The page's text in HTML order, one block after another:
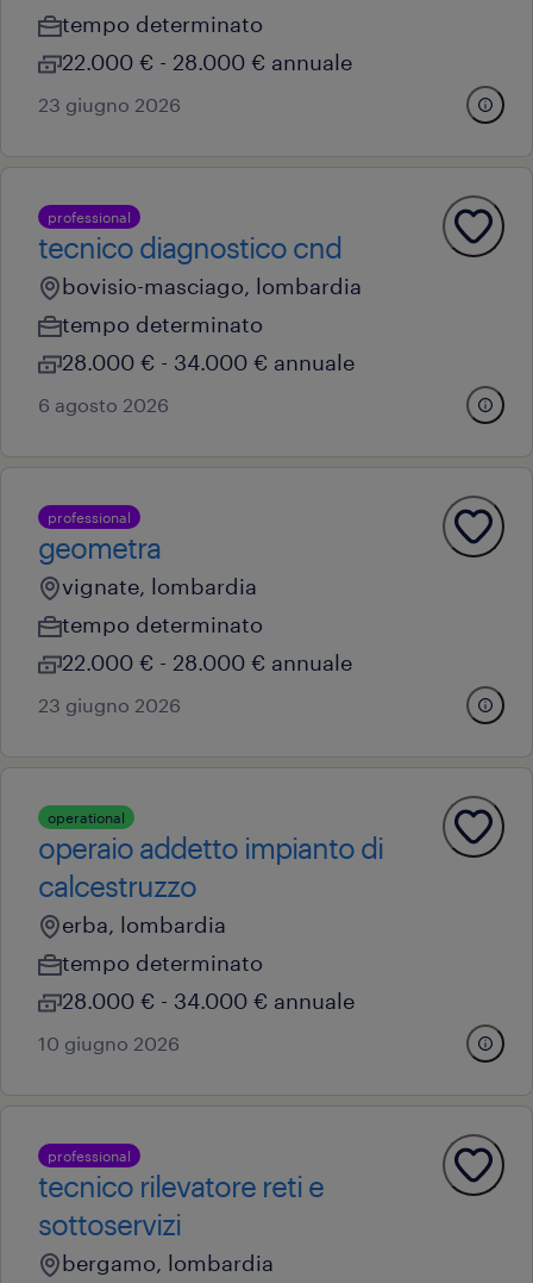
tempo determinato
22.000 € - 28.000 € annuale
23 giugno 2026
professional
tecnico diagnostico cnd
bovisio-masciago, lombardia
tempo determinato
28.000 € - 34.000 € annuale
6 agosto 2026
professional
geometra
vignate, lombardia
tempo determinato
22.000 € - 28.000 € annuale
23 giugno 2026
operational
operaio addetto impianto di
calcestruzzo
erba, lombardia
tempo determinato
28.000 € - 34.000 € annuale
10 giugno 2026
professional
tecnico rilevatore reti e
sottoservizi
bergamo, lombardia